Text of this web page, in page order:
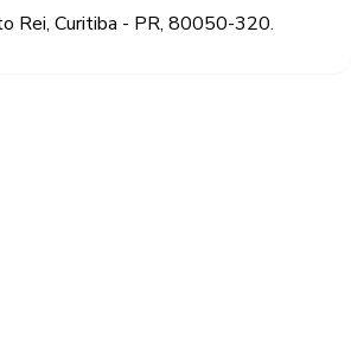
Rei, Curitiba - PR, 80050-320.